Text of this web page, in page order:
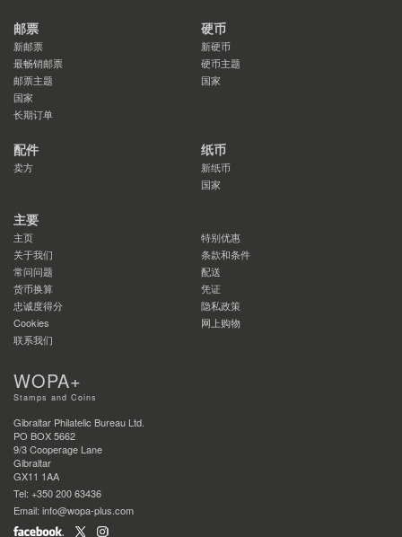
邮票
新邮票
最畅销邮票
邮票主题
国家
长期订单
硬币
新硬币
硬币主题
国家
配件
卖方
纸币
新纸币
国家
主要
主页
特别优惠
关于我们
条款和条件
常问问题
配送
货币换算
凭证
忠诚度得分
隐私政策
Cookies
网上购物
联系我们
WOPA+
Stamps and Coins
Gibraltar Philatelic Bureau Ltd.
PO BOX 5662
9/3 Cooperage Lane
Gibraltar
GX11 1AA
Tel: +350 200 63436
Email: info@wopa-plus.com